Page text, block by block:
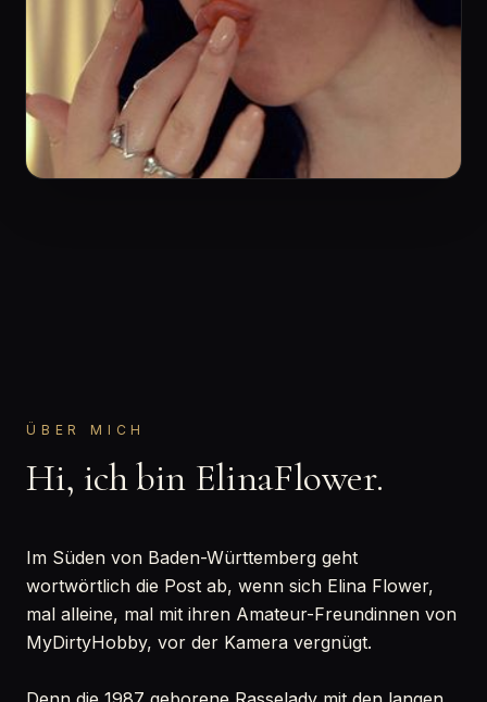
ÜBER MICH
Hi, ich bin ElinaFlower.
Im Süden von Baden-Württemberg geht
wortwörtlich die Post ab, wenn sich Elina Flower,
mal alleine, mal mit ihren Amateur-Freundinnen von
MyDirtyHobby, vor der Kamera vergnügt.